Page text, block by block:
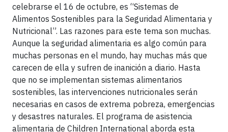
celebrarse el 16 de octubre, es “Sistemas de
Alimentos Sostenibles para la Seguridad Alimentaria y
Nutricional”. Las razones para este tema son muchas.
Aunque la seguridad alimentaria es algo común para
muchas personas en el mundo, hay muchas más que
carecen de ella y sufren de inanición a diario. Hasta
que no se implementan sistemas alimentarios
sostenibles, las intervenciones nutricionales serán
necesarias en casos de extrema pobreza, emergencias
y desastres naturales. El programa de asistencia
alimentaria de Children International aborda esta